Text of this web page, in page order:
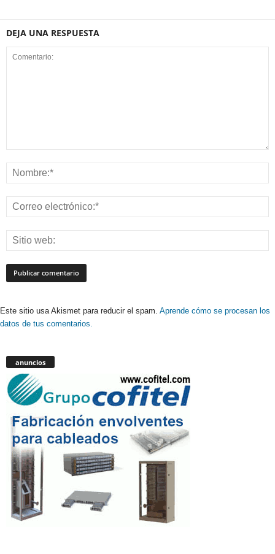
DEJA UNA RESPUESTA
Este sitio usa Akismet para reducir el spam. Aprende cómo se procesan los
datos de tus comentarios.
anuncios